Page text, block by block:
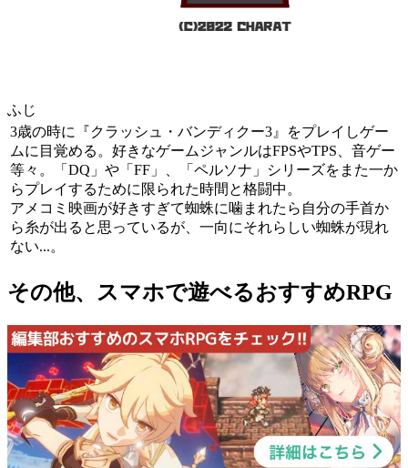
ふじ
3歳の時に『クラッシュ・バンディクー3』をプレイしゲー
ムに目覚める。好きなゲームジャンルはFPSやTPS、音ゲー
等々。「DQ」や「FF」、「ペルソナ」シリーズをまた一か
らプレイするために限られた時間と格闘中。
アメコミ映画が好きすぎて蜘蛛に噛まれたら自分の手首か
ら糸が出ると思っているが、一向にそれらしい蜘蛛が現れ
ない...。
その他、スマホで遊べるおすすめRPG